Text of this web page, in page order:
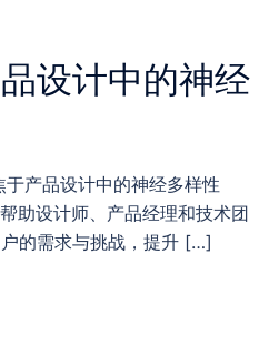
设计中的神经
产品设计中的神经多样性
助设计师、产品经理和技术团
的需求与挑战，提升 […]